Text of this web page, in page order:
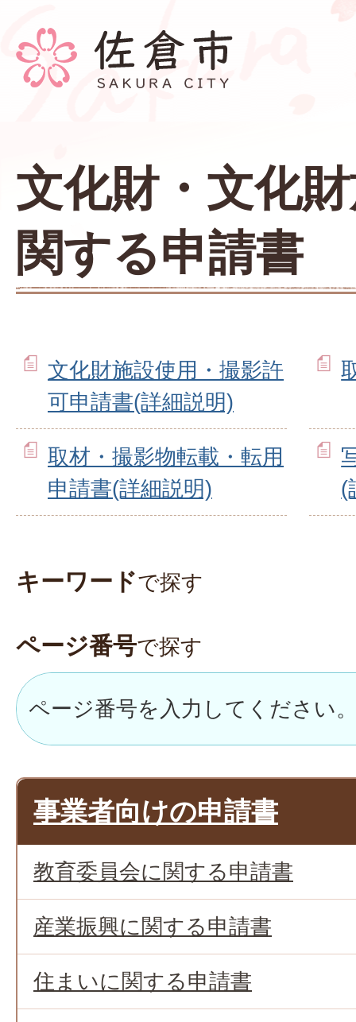
文化財・文化
関する申請書
文化財施設使用・撮影許
可申請書(詳細説明)
取材・撮影物転載・転用
申請書(詳細説明)
(
キーワードで探す
ページ番号で探す
事業者向けの申請書
教育委員会に関する申請書
産業振興に関する申請書
住まいに関する申請書